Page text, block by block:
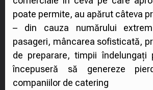
poate permite, au apărut câteva
– din cauza numărului
pasageri, mâncarea sofisticată,
de preparare, timpii îndelungați
începuseră să genereze
companiilor de catering